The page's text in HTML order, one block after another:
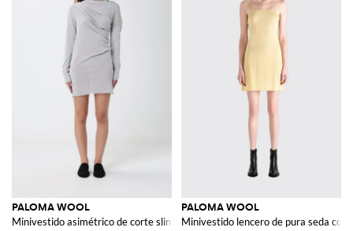
PALOMA WOOL
Minivestido asimétrico de corte slim de algodón orgánico con manga larga
PALOMA WOOL
Minivestido lencero de pura seda con